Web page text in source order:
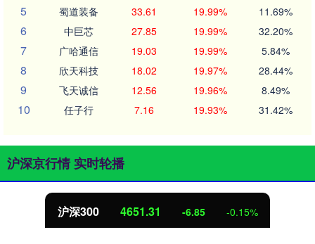
5 蜀道装备 33.61 19.99% 11.69%
6 中巨芯 27.85 19.99% 32.20%
7 广哈通信 19.03 19.99% 5.84%
8 欣天科技 18.02 19.97% 28.44%
9 飞天诚信 12.56 19.96% 8.49%
10 任子行 7.16 19.93% 31.42%
沪深京行情 实时轮播
北证50 1122.88 3.42 0.30%